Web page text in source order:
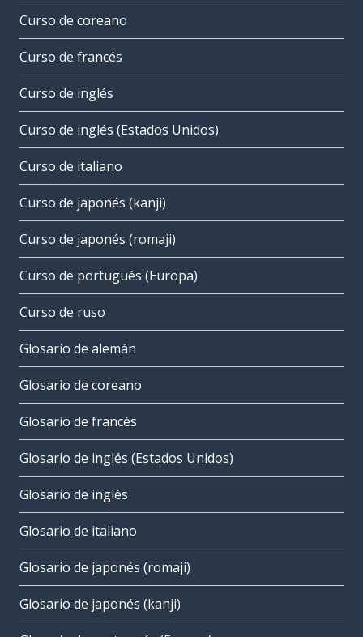
Curso de coreano
Curso de francés
Curso de inglés
Curso de inglés (Estados Unidos)
Curso de italiano
Curso de japonés (kanji)
Curso de japonés (romaji)
Curso de portugués (Europa)
Curso de ruso
Glosario de alemán
Glosario de coreano
Glosario de francés
Glosario de inglés (Estados Unidos)
Glosario de inglés
Glosario de italiano
Glosario de japonés (romaji)
Glosario de japonés (kanji)